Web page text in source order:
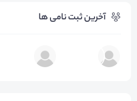
آخرین ثبت نامی ها